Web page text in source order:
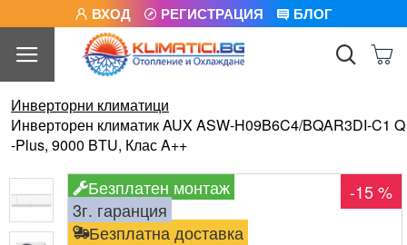
ВХОД РЕГИСТРАЦИЯ БЛОГ
Инверторни климатици
Инверторен климатик AUX ASW-H09B6C4/BQAR3DI-C1 Q
-Plus, 9000 BTU, Клас A++
Безплатен монтаж
Безплатна доставка
3г. гаранция
-15 %